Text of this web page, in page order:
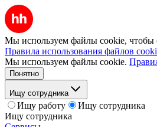
Мы используем файлы cookie, чтобы
Правила использования файлов
Мы используем файлы cookie.
Понятно
Ищу сотрудника
Ищу работу
Ищу сотрудника
Ищу сотрудника